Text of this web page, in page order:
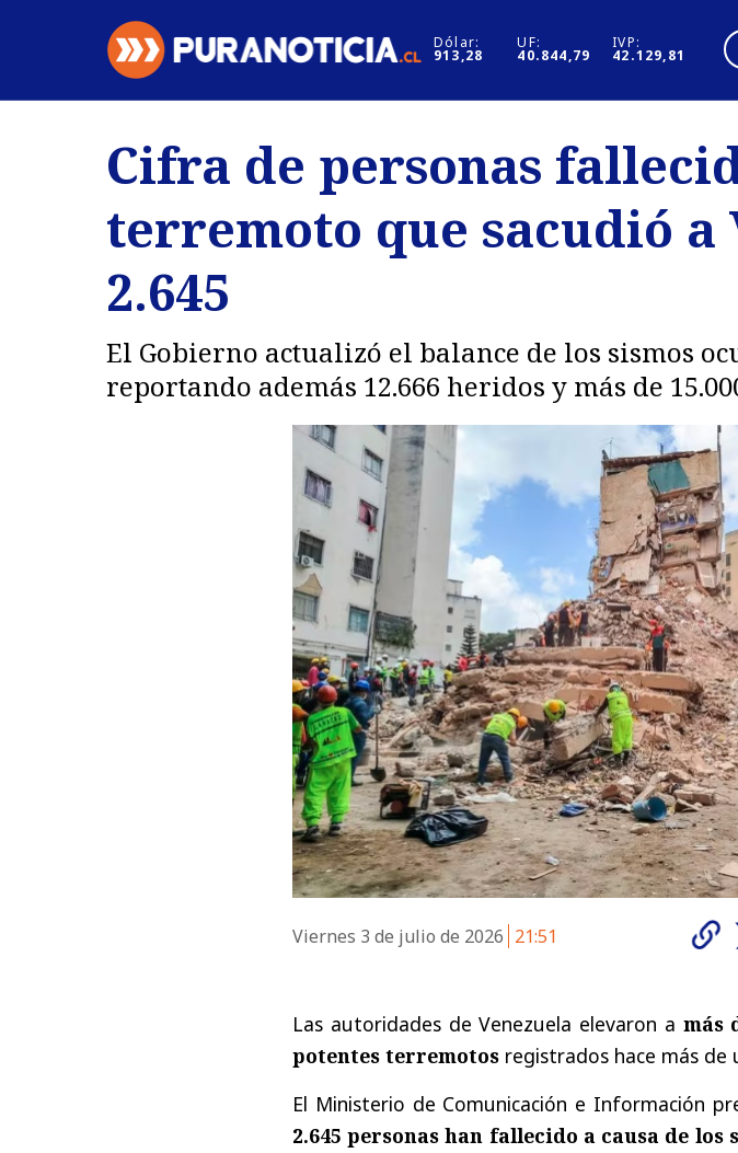
Dólar:
913,28
UF:
40.844,79
IVP:
42.129,81
Regiones
Deportes
Internacional
Motores
Negocios
Pura Mujer
Cifra de personas
terremoto que sacudió a
2.645
El Gobierno actualizó el balance de los sismos
reportando además 12.666 heridos y más de
Viernes 3 de julio de 2026 21:51
Las autoridades de Venezuela elevaron a más
potentes terremotos registrados hace más de
El Ministerio de Comunicación e Información
2.645 personas han fallecido a causa de los